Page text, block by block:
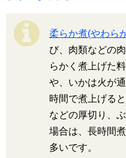
柔らか煮(やわら
び、肉類などの
らかく煮上げた
や、いかは火が
時間で煮上げる
などの厚切り、
場合は、長時間
多いです。